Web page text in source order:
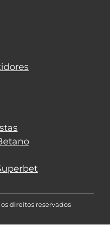
direitos reservados